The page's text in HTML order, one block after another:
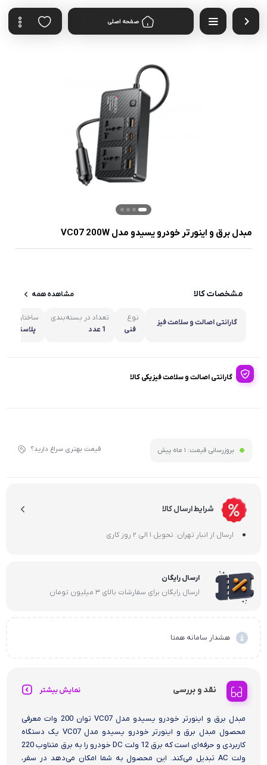
صفحه اصلی
مبدل برق و اینورتر خودرو یسیدو مدل VC07 200W
مشخصات کالا مشاهده همه
گارانتی اصالت و سلامت فیز
نوع
فنی
تعداد در بسته‌بندی
1 عدد
ساختار بدنه
پلاستیک
گارانتی اصالت و سلامت فیزیکی کالا
بروزرسانی قیمت: 1 ماه پیش قیمت بهتری سراغ دارید؟
شرایط ارسال کالا
ارسال از انبار تهران: تحویل 1 الی 2 روز کاری
ارسال رایگان
ارسال رایگان برای سفارشات بالای 3 میلیون تومان
هشدار سامانه همتا
نقد و بررسی نمایش بیشتر
مبدل برق و اینورتر خودرو یسیدو مدل VC07 توان 200 وات معرفی
محصول مبدل برق و اینورتر خودرو یسیدو مدل VC07 یک دستگاه
کاربردی و حرفه‌ای است که برق 12 ولت DC خودرو را به برق متناوب 220
ولت AC تبدیل می‌کند. این محصول به شما امکان می‌دهد در سفر،